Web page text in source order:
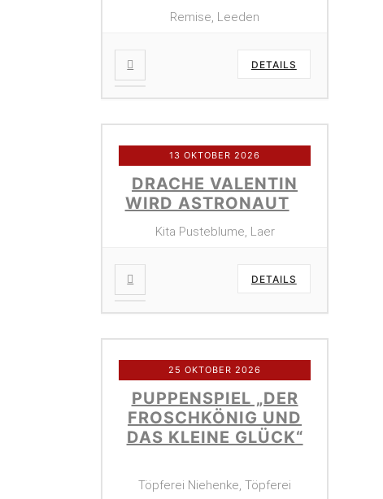
Remise, Leeden
DETAILS
13 OKTOBER 2026
DRACHE VALENTIN
WIRD ASTRONAUT
Kita Pusteblume, Laer
DETAILS
25 OKTOBER 2026
PUPPENSPIEL „DER
FROSCHKÖNIG UND
DAS KLEINE GLÜCK“
Töpferei Niehenke, Töpferei